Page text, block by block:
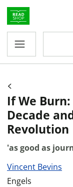
If We
Decade
Revolution
'as good as
Vincent Bevins
Engels